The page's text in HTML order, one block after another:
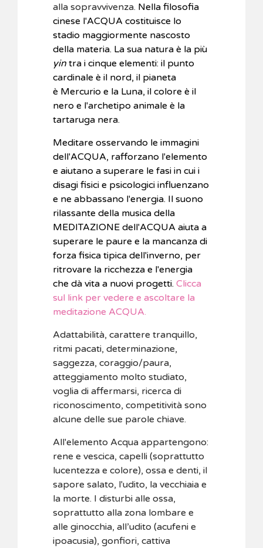
alla sopravvivenza. Nella filosofia
cinese l'ACQUA costituisce lo
stadio maggiormente nascosto
della materia. La sua natura è la più
yin tra i cinque elementi: il punto
cardinale è il nord, il pianeta
è Mercurio e la Luna, il colore è il
nero e l'archetipo animale è la
tartaruga nera.
Meditare osservando le immagini
dell'ACQUA, rafforzano l'elemento
e aiutano a superare le fasi in cui i
disagi fisici e psicologici influenzano
e ne abbassano l'energia. Il suono
rilassante della musica della
MEDITAZIONE dell'ACQUA aiuta a
superare le paure e la mancanza di
forza fisica tipica dell'inverno, per
ritrovare la ricchezza e l'energia
che dà vita a nuovi progetti. Clicca
sul link per vedere e ascoltare la
meditazione ACQUA.
Adattabilità, carattere tranquillo,
ritmi pacati, determinazione,
saggezza, coraggio/paura,
atteggiamento molto studiato,
voglia di affermarsi, ricerca di
riconoscimento, competitività sono
alcune delle sue parole chiave.
All'elemento Acqua appartengono:
rene e vescica, capelli (soprattutto
lucentezza e colore), ossa e denti, il
sapore salato, l'udito, la vecchiaia e
la morte. I disturbi alle ossa,
soprattutto alla zona lombare e
alle ginocchia, all’udito (acufeni e
ipoacusia), gonfiori, cattiva